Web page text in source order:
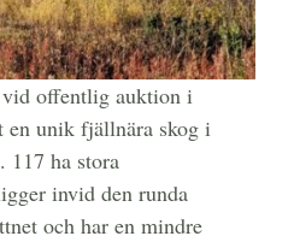
offentlig auktion i
en unik fjällnära skog i
117 ha stora
invid den runda
och har en mindre